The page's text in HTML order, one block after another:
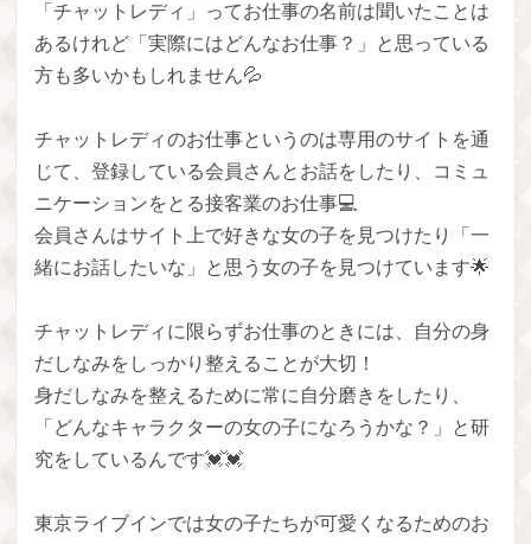
「チャットレディ」ってお仕事の名前は聞いたことは
あるけれど「実際にはどんなお仕事？」と思っている
方も多いかもしれません💦
チャットレディのお仕事というのは専用のサイトを通
じて、登録している会員さんとお話をしたり、コミュ
ニケーションをとる接客業のお仕事💻
会員さんはサイト上で好きな女の子を見つけたり「一
緒にお話したいな」と思う女の子を見つけています🌟
チャットレディに限らずお仕事のときには、自分の身
だしなみをしっかり整えることが大切！
身だしなみを整えるために常に自分磨きをしたり、
「どんなキャラクターの女の子になろうかな？」と研
究をしているんです💓💓
東京ライブインでは女の子たちが可愛くなるためのお